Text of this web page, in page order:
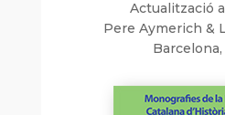
Actualització
Pere Aymerich &
Barcelona,